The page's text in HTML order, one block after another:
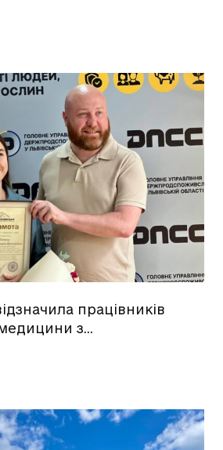
працівників
з…